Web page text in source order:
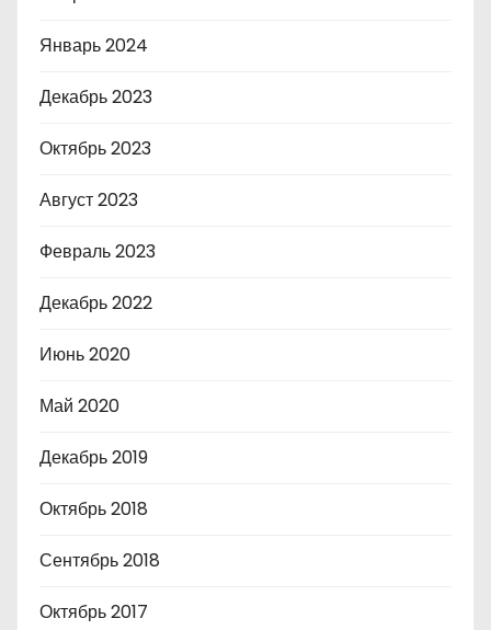
Январь 2024
Декабрь 2023
Октябрь 2023
Август 2023
Февраль 2023
Декабрь 2022
Июнь 2020
Май 2020
Декабрь 2019
Октябрь 2018
Сентябрь 2018
Октябрь 2017